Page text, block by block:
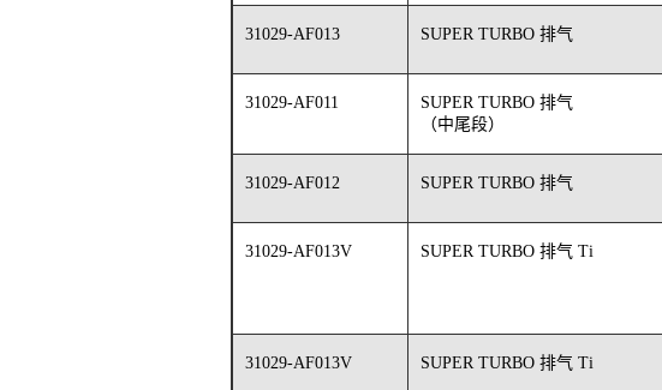
31029-AF013 SUPER TURBO 排气
31029-AF011
SUPER TURBO 排气
（中尾段）
31029-AF012 SUPER TURBO 排气
31029-AF013V SUPER TURBO 排气 Ti
31029-AF013V SUPER TURBO 排气 Ti